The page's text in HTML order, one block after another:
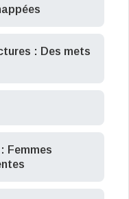
: Des mets
Femmes